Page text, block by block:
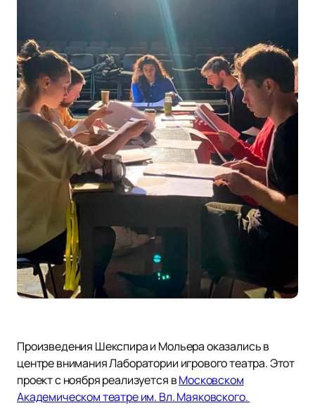
Произведения Шекспира и Мольера оказались в
центре внимания Лаборатории игрового театра. Этот
проект с ноября реализуется вМосковском
Академическом театре им. Вл. Маяковского.